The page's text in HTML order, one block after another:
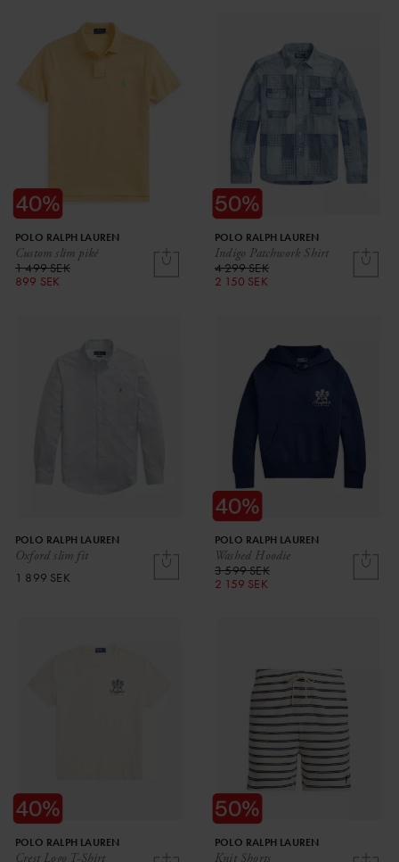
Custom slim piké
POLO RALPH LAUREN
1 499 SEK
899 SEK
Indigo Patchwork Shirt
POLO RALPH LAUREN
4 299 SEK
2 150 SEK
Oxford slim fit
POLO RALPH LAUREN
1 899 SEK
Washed Hoodie
POLO RALPH LAUREN
3 599 SEK
2 159 SEK
POLO RALPH LAUREN POLO RALPH LAUREN